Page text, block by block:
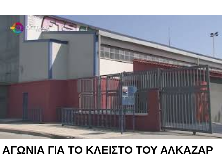
ΑΓΩΝΙΑ ΓΙΑ ΤΟ ΚΛΕΙΣΤΟ ΤΟΥ ΑΛΚΑΖΑΡ